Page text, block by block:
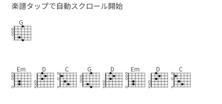
楽譜タップで自動スクロール開始
G
Em D C G D Em D C